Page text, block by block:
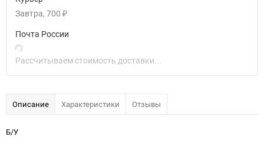
Завтра 700 ₽
Почта России
Рассчитываем стоимость доставки...
Описание Характеристики Отзывы
Б/У